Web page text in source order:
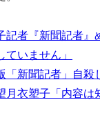
記者『新聞記者
いません」
「新聞記者」自
衣塑子「内容は